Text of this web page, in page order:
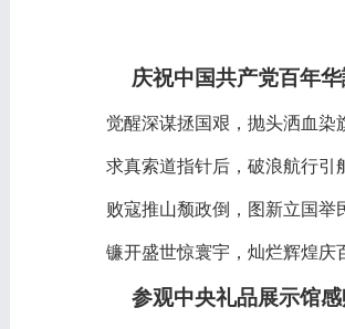
庆祝中国共产党百年华
觉醒深谋拯国艰，抛头洒血染
求真索道指针后，破浪航行引
败寇推山颓政倒，图新立国举
镰开盛世惊寰宇，灿烂辉煌庆
参观中央礼品展示馆